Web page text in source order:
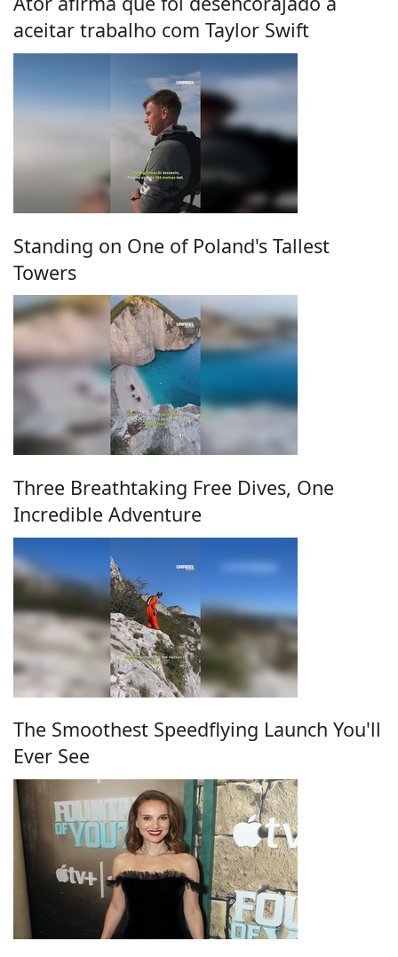
aceitar trabalho com Taylor Swift
Standing on One of Poland's Tallest
Towers
Three Breathtaking Free Dives, One
Incredible Adventure
The Smoothest Speedflying Launch You'll
Ever See